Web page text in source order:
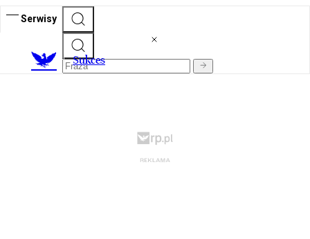
Serwisy
Sukces